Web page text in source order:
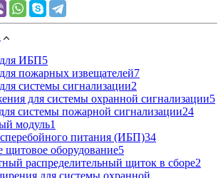
ИБП5
пожарных извещателей7
системы сигнализации2
для системы охранной сигнализации5
системы пожарной сигнализации24
модуль1
питания (ИБП)34
щитовое оборудование5
распределительный щиток в сборе2
для системы охранной